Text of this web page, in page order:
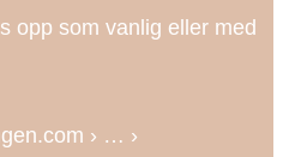
opp som vanlig eller med
› … ›